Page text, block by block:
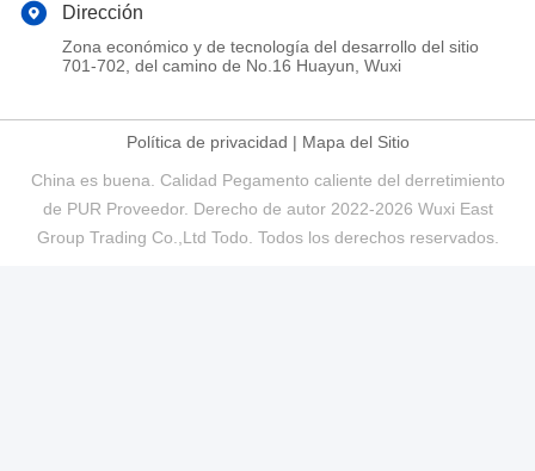
Dirección
Zona económico y de tecnología del desarrollo del sitio
701-702, del camino de No.16 Huayun, Wuxi
Política de privacidad | Mapa del Sitio
China es buena. Calidad Pegamento caliente del derretimiento
de PUR Proveedor. Derecho de autor 2022-2026 Wuxi East
Group Trading Co.,Ltd Todo. Todos los derechos reservados.